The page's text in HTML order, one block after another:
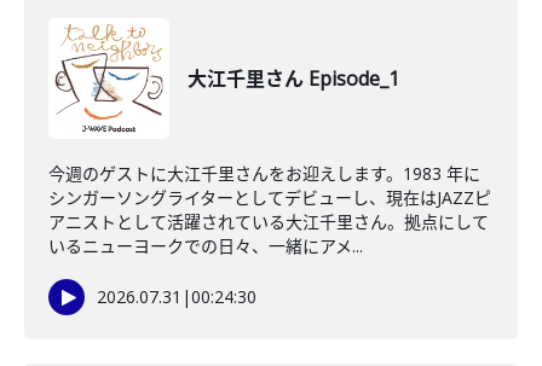
大江千里さん Episode_1
今週のゲストに大江千里さんをお迎えします。1983 年に
シンガーソングライターとしてデビューし、現在はJAZZピ
アニストとして活躍されている大江千里さん。拠点にして
いるニューヨークでの日々、一緒にアメ...
2026.07.31 |00:24:30